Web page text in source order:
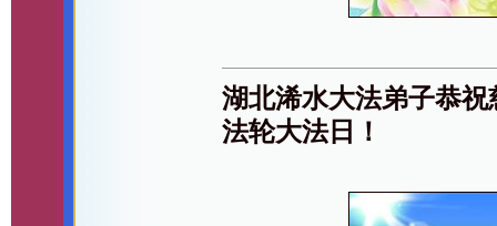
湖北浠水大法弟子恭
法轮大法日！